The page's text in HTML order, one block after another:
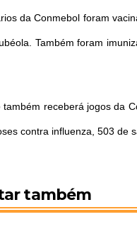
da Conmebol foram
Também foram
também receberá jogos da
contra influenza, 503 de
também